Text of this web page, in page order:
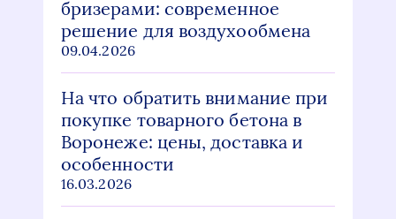
бризерами: современное
решение для воздухообмена
09.04.2026
На что обратить внимание при
покупке товарного бетона в
Воронеже: цены, доставка и
особенности
16.03.2026